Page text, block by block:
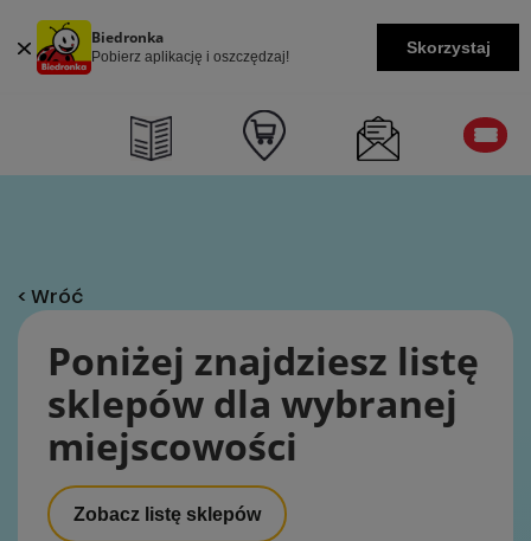
Biedronka
Pobierz aplikację i oszczędzaj! Skorzystaj
< Wróć
Poniżej znajdziesz listę
sklepów dla wybranej
miejscowości
Zobacz listę sklepów